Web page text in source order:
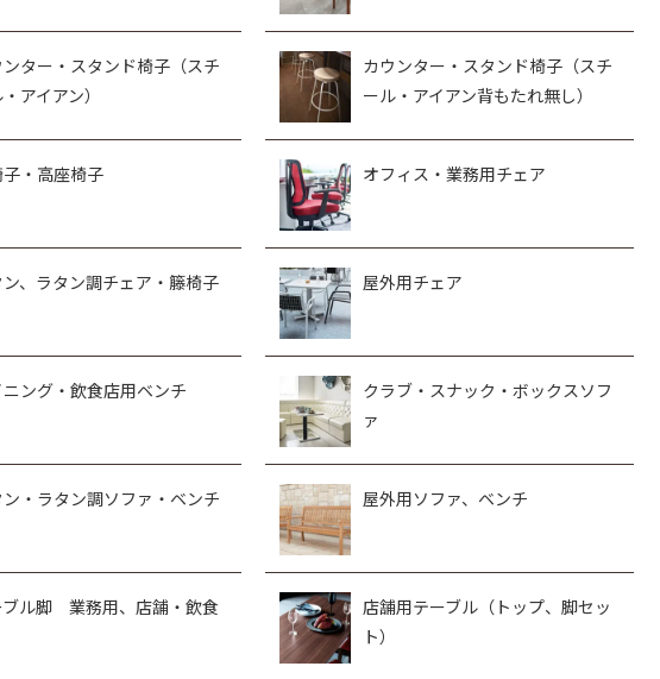
ンター・スタンド椅子（スチ
アイアン）
カウンター・スタンド椅子（スチ
ール・アイアン背もたれ無し）
子・高座椅子 オフィス・業務用チェア
ン、ラタン調チェア・籐椅子 屋外用チェア
ニング・飲食店用ベンチ
クラブ・スナック・ボックスソフ
ァ
ン・ラタン調ソファ・ベンチ 屋外用ソファ、ベンチ
ブル脚 業務用、店舗・飲食
店舗用テーブル（トップ、脚セッ
ト）